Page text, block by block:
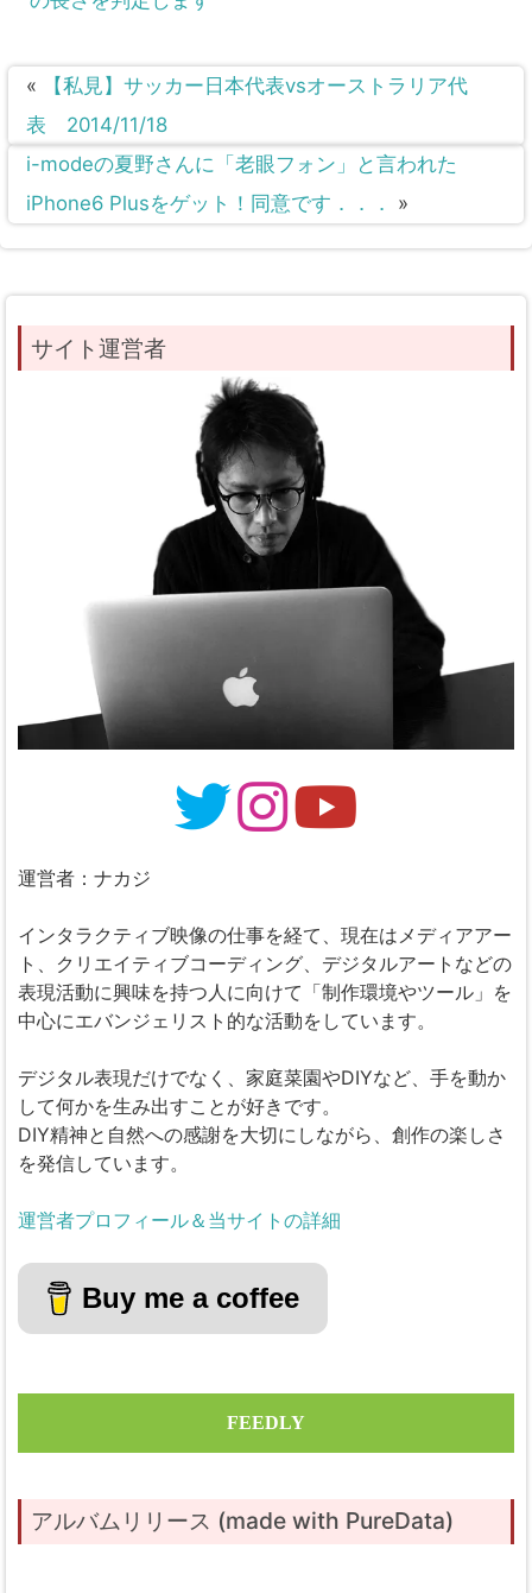
«
【私見】サッカー日本代表vsオーストラリア代
表 2014/11/18
i-modeの夏野さんに「老眼フォン」と言われた
iPhone6 Plusをゲット！同意です．．．
»
サイト運営者
運営者：ナカジ
インタラクティブ映像の仕事を経て、現在はメディアアー
ト、クリエイティブコーディング、デジタルアートなどの
表現活動に興味を持つ人に向けて「制作環境やツール」を
中心にエバンジェリスト的な活動をしています。
デジタル表現だけでなく、家庭菜園やDIYなど、手を動か
して何かを生み出すことが好きです。
DIY精神と自然への感謝を大切にしながら、創作の楽しさ
を発信しています。
運営者プロフィール＆当サイトの詳細
Buy me a coffee
FEEDLY
アルバムリリース (made with PureData)